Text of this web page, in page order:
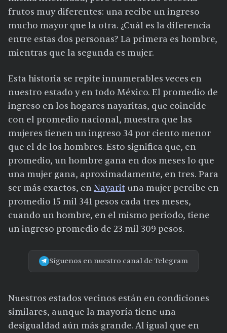
frutos muy diferentes: una recibe un ingreso
mucho mayor que la otra. ¿Cuál es la diferencia
entre estas dos personas? La primera es hombre,
mientras que la segunda es mujer.
Esta historia se repite innumerables veces en
nuestro estado y en todo México. El promedio de
ingreso en los hogares nayaritas, que coincide
con el promedio nacional, muestra que las
mujeres tienen un ingreso 34 por ciento menor
que el de los hombres. Esto significa que, en
promedio, un hombre gana en dos meses lo que
una mujer gana, aproximadamente, en tres. Para
ser más exactos, enNayarituna mujer percibe en
promedio 15 mil 341 pesos cada tres meses,
cuando un hombre, en el mismo periodo, tiene
un ingreso promedio de 23 mil 309 pesos.
Síguenos en nuestro canal de Telegram
Nuestros estados vecinos están en condiciones
similares, aunque la mayoría tiene una
desigualdad aún más grande. Al igual que en